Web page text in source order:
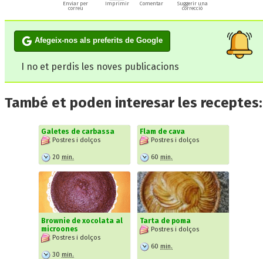
Enviar per
correu
Imprimir Comentar
Suggerir una
correcció
Afegeix-nos als preferits de Google
I no et perdis les noves publicacions
També et poden interesar les receptes:
Galetes de carbassa
Postres i dolços
20 min.
Flam de cava
Postres i dolços
60 min.
Brownie de xocolata al
microones
Postres i dolços
30 min.
Tarta de poma
Postres i dolços
60 min.